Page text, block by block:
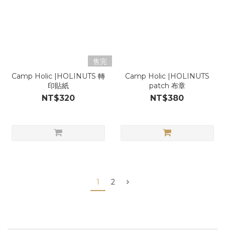
售完
Camp Holic |HOLINUTS 轉
印貼紙
NT$320
Camp Holic |HOLINUTS
patch 布章
NT$380
1 2